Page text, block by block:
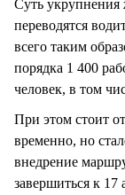
Суть
переводятся
всего таким
порядка 1 400
человек, в том
При этом стоит
временно, но
внедрение
завершиться к 17